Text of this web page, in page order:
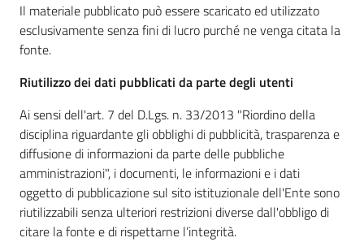
Il materiale pubblicato può essere scaricato ed utilizzato
esclusivamente senza fini di lucro purché ne venga citata la
fonte.
Riutilizzo dei dati pubblicati da parte degli utenti
Ai sensi dell'art. 7 del D.Lgs. n. 33/2013 "Riordino della
disciplina riguardante gli obblighi di pubblicità, trasparenza e
diffusione di informazioni da parte delle pubbliche
amministrazioni", i documenti, le informazioni e i dati
oggetto di pubblicazione sul sito istituzionale dell'Ente sono
riutilizzabili senza ulteriori restrizioni diverse dall'obbligo di
citare la fonte e di rispettarne l’integrità.